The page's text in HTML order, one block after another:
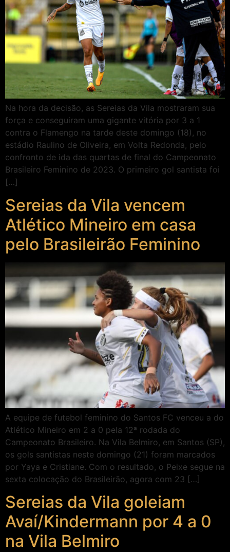
Na hora da decisão, as Sereias da Vila mostraram sua
força e conseguiram uma gigante vitória por 3 a 1
contra o Flamengo na tarde deste domingo (18), no
estádio Raulino de Oliveira, em Volta Redonda, pelo
confronto de ida das quartas de final do Campeonato
Brasileiro Feminino de 2023. O primeiro gol santista foi
[…]
Sereias da Vila vencem
Atlético Mineiro em casa
pelo Brasileirão Feminino
A equipe de futebol feminino do Santos FC venceu a do
Atlético Mineiro em 2 a 0 pela 12ª rodada do
Campeonato Brasileiro. Na Vila Belmiro, em Santos (SP),
os gols santistas neste domingo (21) foram marcados
por Yaya e Cristiane. Com o resultado, o Peixe segue na
sexta colocação do Brasileirão, agora com 23 […]
Sereias da Vila goleiam
Avaí/Kindermann por 4 a 0
na Vila Belmiro